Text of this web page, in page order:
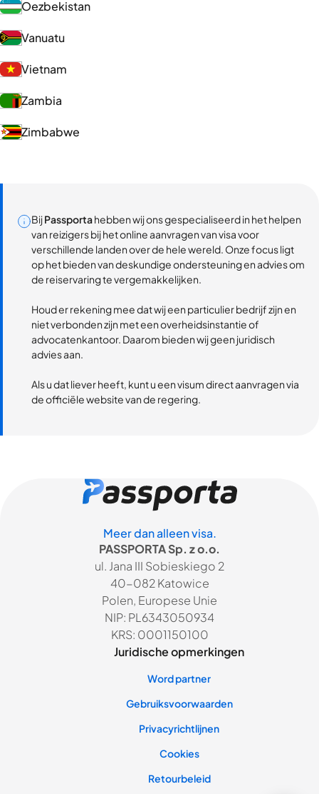
Oezbekistan
Vanuatu
Vietnam
Zambia
Zimbabwe
BijPassportahebben wij ons gespecialiseerd in het helpen
van reizigers bij het online aanvragen van visa voor
verschillende landen over de hele wereld. Onze focus ligt
op het bieden van deskundige ondersteuning en advies om
de reiservaring te vergemakkelijken.
Houd er rekening mee dat wij een particulier bedrijf zijn en
niet verbonden zijn met een overheidsinstantie of
advocatenkantoor. Daarom bieden wij geen juridisch
advies aan.
Als u dat liever heeft, kunt u een visum direct aanvragen via
de officiële website van de regering.
Meer dan alleen visa.
PASSPORTA Sp. z o.o.
ul. Jana III Sobieskiego 2
40-082 Katowice
Polen, Europese Unie
NIP: PL6343050934
KRS: 0001150100
Juridische opmerkingen
Word partner
Gebruiksvoorwaarden
Privacyrichtlijnen
Cookies
Retourbeleid